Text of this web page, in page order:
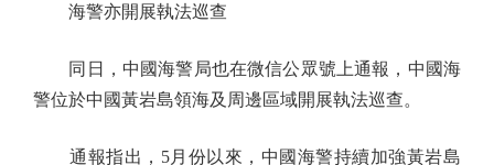
海警亦開展執法巡查
同日，中國海警局也在微信公眾號上通報，中國海
警位於中國黃岩島領海及周邊區域開展執法巡查。
通報指出，5月份以來，中國海警持續加強黃岩島